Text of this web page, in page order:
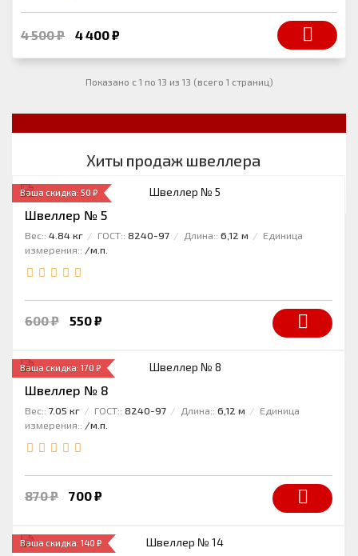
4 500 ₽ 4 400 ₽
Показано с 1 по 13 из 13 (всего 1 страниц)
Хиты продаж швеллера
Ваша скидка: 50 ₽
Швеллер № 5
Вес:: 4.84 кг ГОСТ:: 8240-97 Длина:: 6,12 м
Единица
измерения:: /м.п.
600 ₽ 550 ₽
Ваша скидка: 170 ₽
Швеллер № 8
Вес:: 7.05 кг ГОСТ:: 8240-97 Длина:: 6,12 м
Единица
измерения:: /м.п.
870 ₽ 700 ₽
Ваша скидка: 140 ₽